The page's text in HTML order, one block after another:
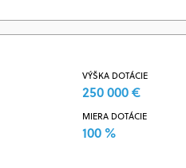
VÝŠKA DOTÁCIE
250 000 €
MIERA DOTÁCIE
100 %